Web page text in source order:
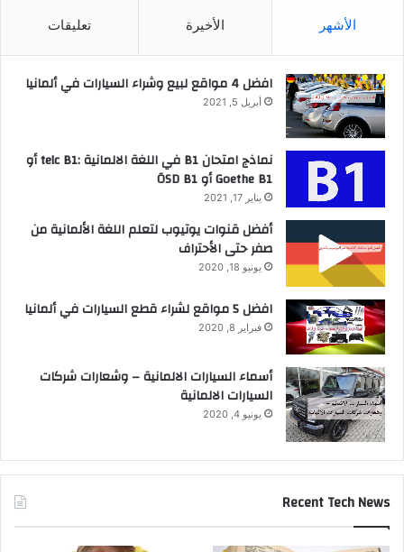
الأشهر الأخيرة تعليقات
افضل 4 مواقع لبيع وشراء السيارات في ألمانيا
أبريل 5, 2021
نماذج امتحان B1 في اللغة الالمانية :telc B1 أو
Goethe B1 أو ÖSD B1
يناير 17, 2021
أفضل قنوات يوتيوب لتعلم اللغة الألمانية من
صفر حتى الأحتراف
يونيو 18, 2020
افضل 5 مواقع لشراء قطع السيارات في ألمانيا
فبراير 8, 2020
أسماء السيارات الالمانية – وشعارات شركات
السيارات الالمانية
يونيو 4, 2020
Recent Tech News